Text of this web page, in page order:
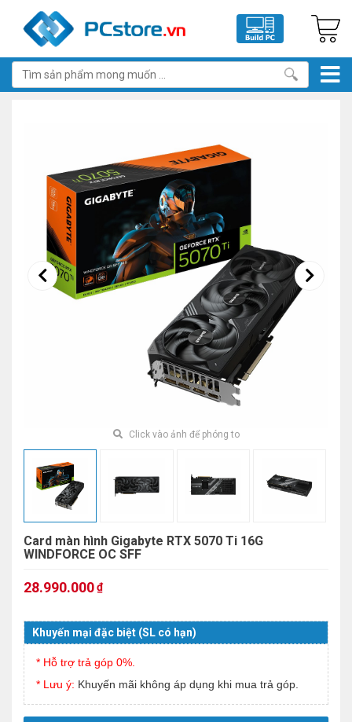
Click vào ảnh để phóng to
Card màn hình Gigabyte RTX 5070 Ti 16G
WINDFORCE OC SFF
28.990.000₫
Khuyến mại đặc biệt (SL có hạn)
* Hỗ trợ trả góp 0%.
* Lưu ý: Khuyến mãi không áp dụng khi mua trả góp.